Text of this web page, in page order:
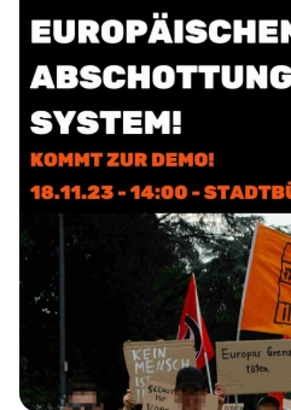
oder weniger zum Zuschauen
es in […]